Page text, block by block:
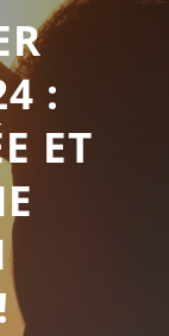
:
ET